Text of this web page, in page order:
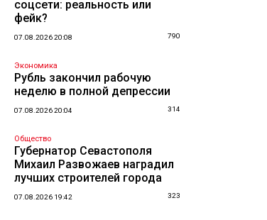
соцсети: реальность или
фейк?
07.08.2026 20:08 790
Экономика
Рубль закончил рабочую
неделю в полной депрессии
07.08.2026 20:04 314
Общество
Губернатор Севастополя
Михаил Развожаев наградил
лучших строителей города
07.08.2026 19:42 323